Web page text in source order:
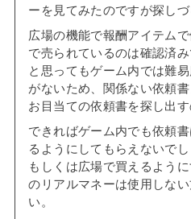
ーを見てみたのですが探しづ
広場の機能で報酬アイテム
で売られているのは確認済
と思ってもゲーム内では難
がないため、関係ない依頼
お目当ての依頼書を探し出す
できればゲーム内でも依頼
るようにしてもらえないでし
もしくは広場で買えるよう
のリアルマネーは使用しな
い。